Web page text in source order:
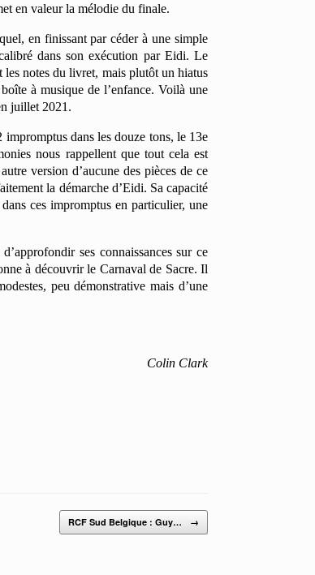
en valeur la mélodie du finale.
en finissant par céder à une simple
dans son exécution par Eidi. Le
les notes du livret, mais plutôt un hiatus
à musique de l’enfance. Voilà une
juillet 2021.
dans les douze tons, le 13e
nous rappellent que tout cela est
version d’aucune des pièces de ce
la démarche d’Eidi. Sa capacité
ces impromptus en particulier, une
ses connaissances sur ce
à découvrir le Carnaval de Sacre. Il
peu démonstrative mais d’une
Colin Clark
RCF Sud Belgique : Guy… →